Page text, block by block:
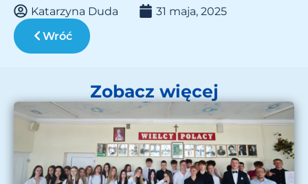
Katarzyna Duda
31 maja, 2025
Wróć
Zobacz więcej